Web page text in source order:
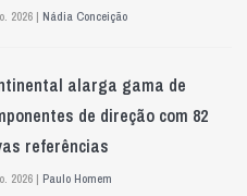
2026 | Nádia Conceição
alarga gama de
de direção com 82
referências
2026 | Paulo Homem